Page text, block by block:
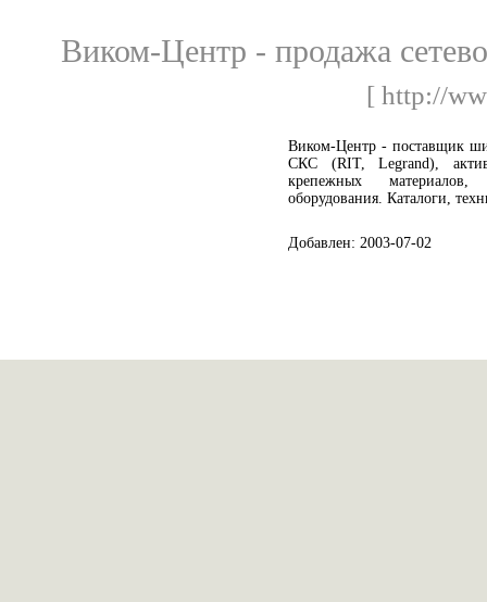
Виком-Центр - продажа
[ http://
Виком-Центр - поставщик
СКС (RIT, Legrand),
крепежных материалов,
оборудования. Каталоги,
Добавлен: 2003-07-02